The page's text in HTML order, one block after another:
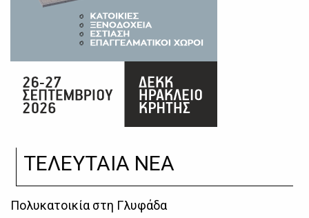
ΤΕΛΕΥΤΑΙΑ ΝΕΑ
Πολυκατοικία στη Γλυφάδα